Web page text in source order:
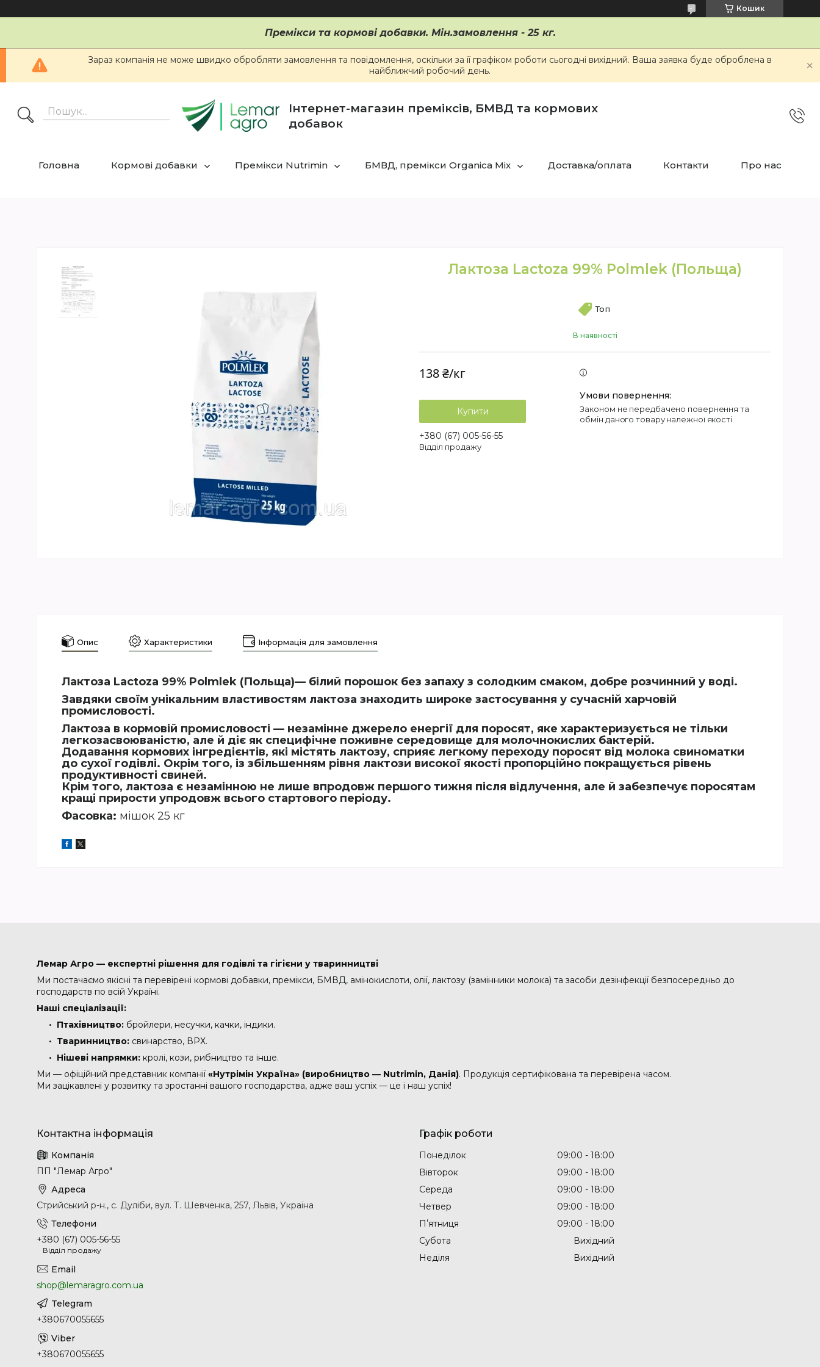
Кошик
Премікси та кормові добавки. Мін.замовлення - 25 кг.
Зараз компанія не може швидко обробляти замовлення та повідомлення, оскільки за її графіком роботи сьогодні вихідний. Ваша заявка буде оброблена в
найближчий робочий день.
Інтернет-магазин преміксів, БМВД та кормових
добавок
Головна Кормові добавки Премікси Nutrimin БМВД, премікси Organica Mix Доставка/оплата Контакти Про нас
Лактоза Lactoza 99% Polmlek (Польща)
Топ
В наявності
138 ₴/кг
Купити
+380 (67) 005-56-55
Відділ продажу
Законом не передбачено повернення та
обмін даного товару належної якості
Опис Характеристики Інформація для замовлення
Лактоза Lactoza 99% Polmlek (Польща)— білий порошок без запаху з солодким смаком, добре розчинний у воді.
Завдяки своїм унікальним властивостям лактоза знаходить широке застосування у сучасній харчовій
промисловості.
Лактоза в кормовій промисловості — незамінне джерело енергії для поросят, яке характеризується не тільки
легкозасвоюваністю, але й діє як специфічне поживне середовище для молочнокислих бактерій.
Додавання кормових інгредієнтів, які містять лактозу, сприяє легкому переходу поросят від молока свиноматки
до сухої годівлі. Окрім того, із збільшенням рівня лактози високої якості пропорційно покращується рівень
продуктивності свиней.
Крім того, лактоза є незамінною не лише впродовж першого тижня після відлучення, але й забезпечує поросятам
кращі прирости упродовж всього стартового періоду.
Фасовка: мішок 25 кг
Лемар Агро — експертні рішення для годівлі та гігієни у тваринництві
Ми постачаємо якісні та перевірені кормові добавки, премікси, БМВД, амінокислоти, олії, лактозу (замінники молока) та засоби дезінфекції безпосередньо до
господарств по всій Україні.
Наші спеціалізації:
Птахівництво: бройлери, несучки, качки, індики.
Тваринництво: свинарство, ВРХ.
Нішеві напрямки: кролі, кози, рибництво та інше.
Ми — офіційний представник компанії«Нутрімін Україна» (виробництво — Nutrimin, Данія). Продукція сертифікована та перевірена часом.
Ми зацікавлені у розвитку та зростанні вашого господарства, адже ваш успіх — це і наш успіх!
ПП "Лемар Агро"
Стрийський р-н., с. Дуліби, вул. Т. Шевченка, 257, Львів, Україна
+380 (67) 005-56-55
Відділ продажу
shop@lemaragro.com.ua
+380670055655
+380670055655
Графік роботи
Понеділок 09:00
18:00
Вівторок
09:00
18:00
Середа
09:00
18:00
Четвер
09:00
18:00
Пʼятниця
09:00
18:00
Субота
Вихідний
Неділя
Вихідний